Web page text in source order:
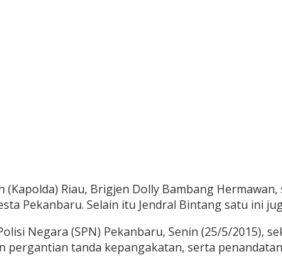
(Kapolda) Riau, Brigjen Dolly Bambang
Pekanbaru. Selain itu Jendral Bintang satu ini
Negara (SPN) Pekanbaru, Senin (25/5/2015),
tanda kepangakatan, serta